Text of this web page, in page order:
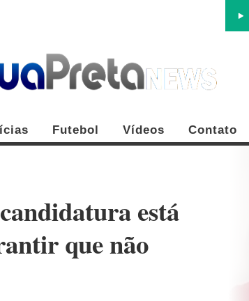
Futebol Vídeos Contato
está
que não